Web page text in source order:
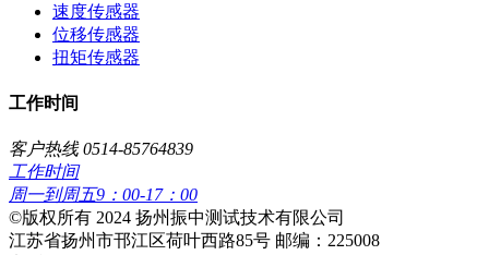
速度传感器
位移传感器
扭矩传感器
工作时间
客户热线 0514-85764839
工作时间
周一到周五9：00-17：00
​©版权所有 2024 扬州振中测试技术有限公司
江苏省扬州市邗江区荷叶西路85号 邮编：225008